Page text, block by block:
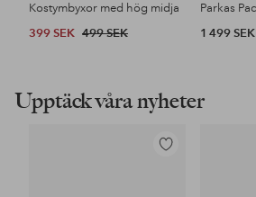
Kostymbyxor med hög midja
399 SEK 499 SEK
1 499 SEK
Upptäck våra nyheter
Lägg